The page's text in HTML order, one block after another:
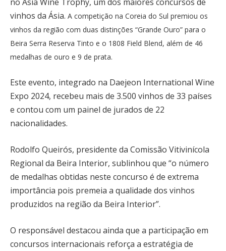
vinhos da Ásia. A competição na Coreia do Sul premiou os
vinhos da região com duas distinções “Grande Ouro” para o
Beira Serra Reserva Tinto e o 1808 Field Blend, além de 46
medalhas de ouro e 9 de prata.
Este evento, integrado na Daejeon International Wine
Expo 2024, recebeu mais de 3.500 vinhos de 33 países
e contou com um painel de jurados de 22
nacionalidades.
Rodolfo Queirós, presidente da Comissão Vitivinícola
Regional da Beira Interior, sublinhou que “o número
de medalhas obtidas neste concurso é de extrema
importância pois premeia a qualidade dos vinhos
produzidos na região da Beira Interior”.
O responsável destacou ainda que a participação em
concursos internacionais reforça a estratégia de